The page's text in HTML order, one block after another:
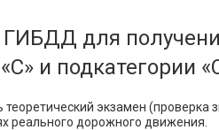
для
и подкатегории
теоретический экзамен
реального дорожного движения.